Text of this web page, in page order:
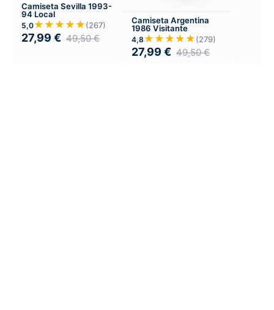
Camiseta Sevilla 1993-
94 Local
5,0★★★★★(267)
27,99 € 49,50€
Camiseta Argentina
1986 Visitante
4,8 ★★★★★(279)
27,99 € 49,50€